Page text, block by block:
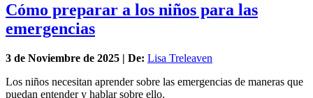
Cómo preparar a los niños para las
emergencias
3 de Noviembre de 2025 | De: Lisa Treleaven
Los niños necesitan aprender sobre las emergencias de maneras que
puedan entender y hablar sobre ello.